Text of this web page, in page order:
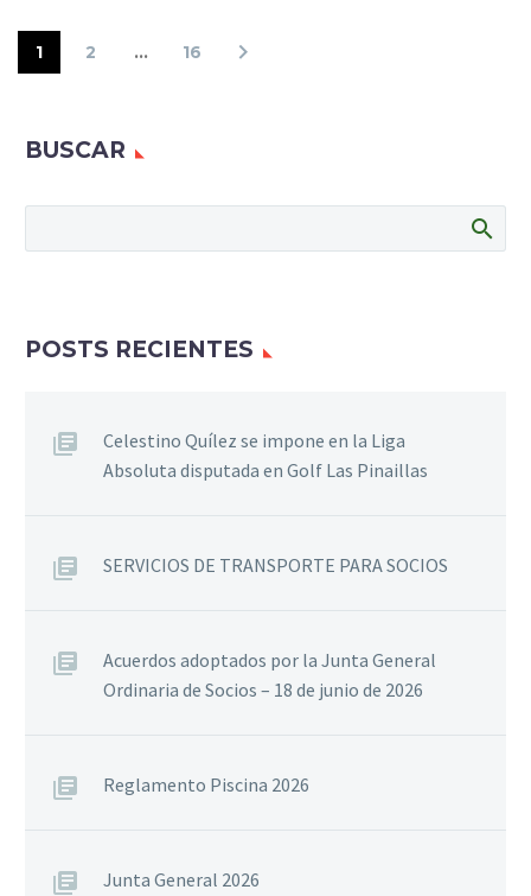
1 2 … 16
BUSCAR
POSTS RECIENTES
Celestino Quílez se impone en la Liga
Absoluta disputada en Golf Las Pinaillas
SERVICIOS DE TRANSPORTE PARA SOCIOS
Acuerdos adoptados por la Junta General
Ordinaria de Socios – 18 de junio de 2026
Reglamento Piscina 2026
Junta General 2026